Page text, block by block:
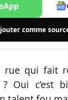
comme
rue qui fait
? Oui